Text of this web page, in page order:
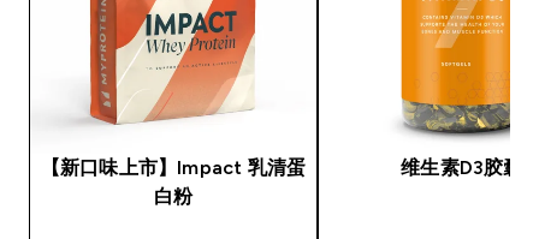
【新口味上市】Impact 乳清蛋
白粉
维生素D3胶囊